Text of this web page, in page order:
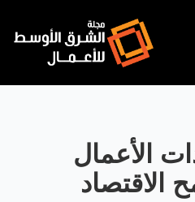
الأعمال
الاقتصاد